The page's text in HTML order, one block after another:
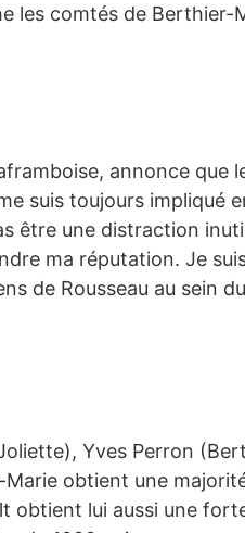
les comtés de
annonce que
suis toujours impliqué
être une distraction
ma réputation. Je
de Rousseau au sein
Yves Perron
obtient une
obtient lui aussi une